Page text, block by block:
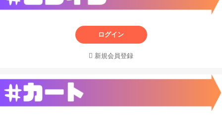
ログイン
新規会員登録